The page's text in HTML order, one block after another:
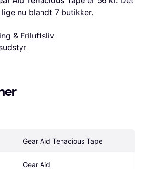
nu blandt 7 butikker.
& Friluftsliv
Gear Aid Tenacious Tape
Gear Aid